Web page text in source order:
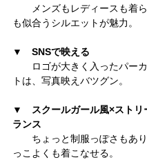
メンズもレディースも着ら
も似合うシルエットが魅力。
▼ SNSで映える
ロゴが大きく入ったパーカ
トは、写真映えバツグン。
▼
スクールガール風×ストリ
ランス
ちょっと制服っぽさもあり
っこよくも着こなせる。